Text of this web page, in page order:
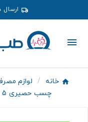
خانه لوازم
چسب حصیری 5 سانتی موتکس مدل SOFTPORE